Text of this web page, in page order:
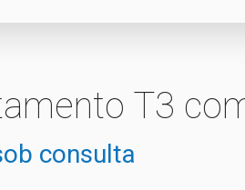
T3
consulta